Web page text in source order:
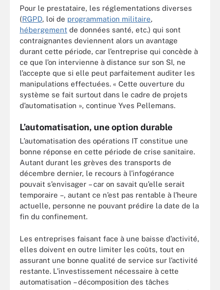
Pour le prestataire, les réglementations diverses
(RGPD, loi de programmation militaire,
hébergement de données santé, etc.) qui sont
contraignantes deviennent alors un avantage
durant cette période, car l’entreprise qui concède à
ce que l’on intervienne à distance sur son SI, ne
l’accepte que si elle peut parfaitement auditer les
manipulations effectuées. « Cette ouverture du
système se fait surtout dans le cadre de projets
d’automatisation », continue Yves Pellemans.
L’automatisation, une option durable
L’automatisation des opérations IT constitue une
bonne réponse en cette période de crise sanitaire.
Autant durant les grèves des transports de
décembre dernier, le recours à l’infogérance
pouvait s’envisager – car on savait qu’elle serait
temporaire –, autant ce n’est pas rentable à l’heure
actuelle, personne ne pouvant prédire la date de la
fin du confinement.
Les entreprises faisant face à une baisse d’activité,
elles doivent en outre limiter les coûts, tout en
assurant une bonne qualité de service sur l’activité
restante. L’investissement nécessaire à cette
automatisation – décomposition des tâches